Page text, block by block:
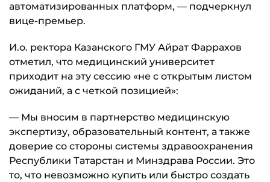
автоматизированных платформ, — подчеркнул
вице-премьер.
И.о. ректора Казанского ГМУ Айрат Фаррахов
отметил, что медицинский университет
приходит на эту сессию «не с открытым листом
ожиданий, а с четкой позицией»:
— Мы вносим в партнерство медицинскую
экспертизу, образовательный контент, а также
доверие со стороны системы здравоохранения
Республики Татарстан и Минздрава России. Это
то, что невозможно купить или быстро создать